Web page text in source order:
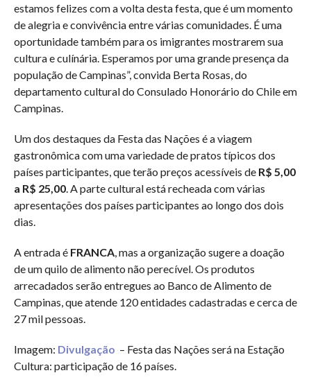
estamos felizes com a volta desta festa, que é um momento
de alegria e convivência entre várias comunidades. É uma
oportunidade também para os imigrantes mostrarem sua
cultura e culínária. Esperamos por uma grande presença da
população de Campinas”, convida Berta Rosas, do
departamento cultural do Consulado Honorário do Chile em
Campinas.
Um dos destaques da Festa das Nações é a viagem
gastronômica com uma variedade de pratos típicos dos
países participantes, que terão preços acessíveis de R$ 5,00
a R$ 25,00. A parte cultural está recheada com várias
apresentações dos países participantes ao longo dos dois
dias.
A entrada é FRANCA, mas a organização sugere a doação
de um quilo de alimento não perecível. Os produtos
arrecadados serão entregues ao Banco de Alimento de
Campinas, que atende 120 entidades cadastradas e cerca de
27 mil pessoas.
Imagem: Divulgação – Festa das Nações será na Estação
Cultura: participação de 16 países.